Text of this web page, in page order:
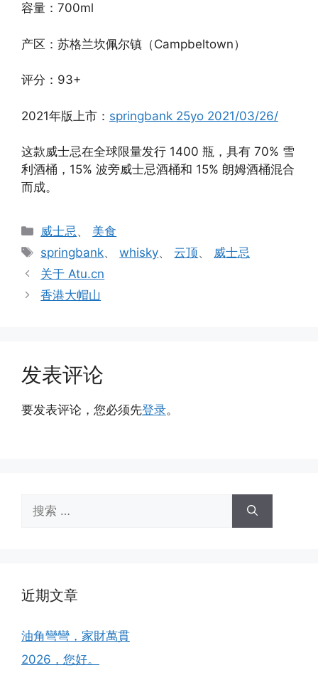
容量：700ml
产区：苏格兰坎佩尔镇（Campbeltown）
评分：93+
2021年版上市： springbank 25yo 2021/03/26/
这款威士忌在全球限量发行 1400 瓶，具有 70% 雪
利酒桶，15% 波旁威士忌酒桶和 15% 朗姆酒桶混合
而成。
分
类
威士忌、 美食
标
签
springbank、whisky、 云顶、 威士忌
关于 Atu.cn
香港大帽山
发表评论
要发表评论，您必须先登录。
索：
近期文章
油角彎彎，家財萬貫
2026，您好。